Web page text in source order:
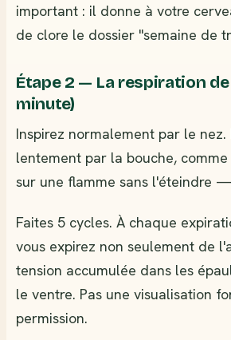
important : il donne à votre
de clore le dossier "semaine de
Étape 2 — La respiration de
minute)
Inspirez normalement par le nez.
lentement par la bouche,
sur une flamme sans l'éteindre
Faites 5 cycles. À chaque
vous expirez non seulement de
tension accumulée dans les
le ventre. Pas une visualisation
permission.